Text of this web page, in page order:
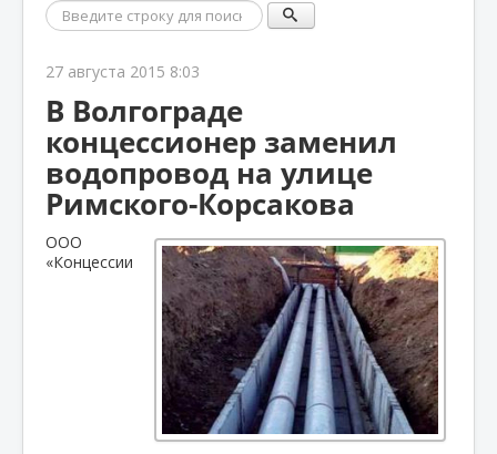
Поиск
27 августа 2015 8:03
В Волгограде
концессионер заменил
водопровод на улице
Римского-Корсакова
ООО
«Концессии